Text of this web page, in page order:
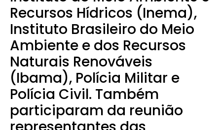
Recursos Hídricos (Inema),
Instituto Brasileiro do Meio
Ambiente e dos Recursos
Naturais Renováveis
(Ibama), Polícia Militar e
Polícia Civil. Também
participaram da reunião